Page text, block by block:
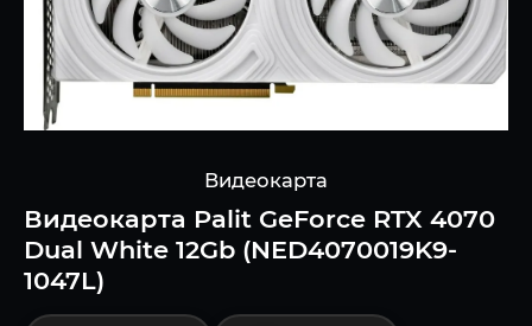
Видеокарта
Видеокарта Palit GeForce RTX 4070
Dual White 12Gb (NED4070019K9-
1047L)